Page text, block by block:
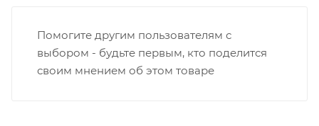
Помогите другим пользователям с
выбором - будьте первым, кто поделится
своим мнением об этом товаре